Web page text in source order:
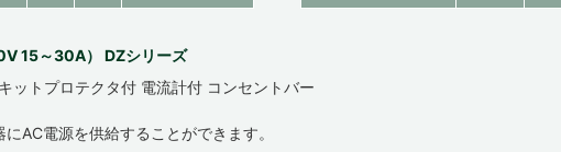
15～30A） DZシリーズ
ットプロテクタ付 電流計付 コンセントバー
AC電源を供給することができます。